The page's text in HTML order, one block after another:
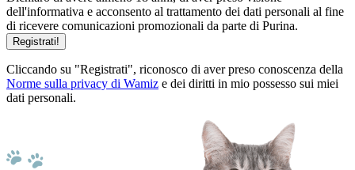
dell'informativa e acconsento al trattamento dei dati personali al fine
di ricevere comunicazioni promozionali da parte di Purina.
Registrati!
Cliccando su "Registrati", riconosco di aver preso conoscenza della
Norme sulla privacy di Wamiz e dei diritti in mio possesso sui miei
dati personali.